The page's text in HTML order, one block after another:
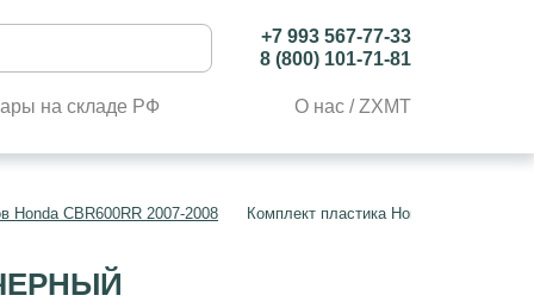
+7 993 567-77-33
8 (800) 101-71-81
на складе РФ О нас / ZXMT
Honda CBR600RR 2007-2008 Комплект пластика Honda CBR600RR